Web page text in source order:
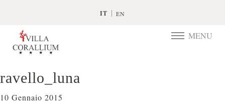
IT EN
TOGGLE
MENU
ravello_luna
10 Gennaio 2015